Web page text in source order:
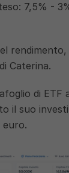
7,5% -
Caterina.
di ETF
il suo
euro.